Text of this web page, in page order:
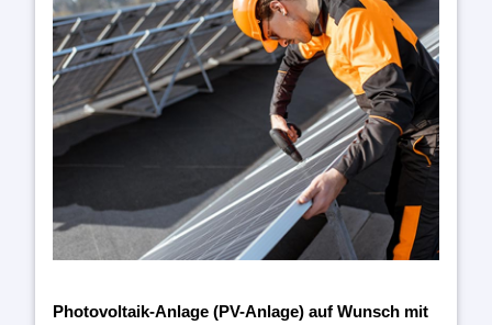
Photovoltaik-Anlage (PV-Anlage) auf Wunsch mit